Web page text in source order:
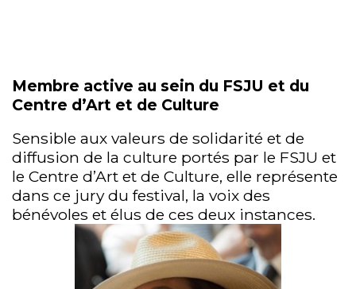
Membre active au sein du FSJU et du
Centre d’Art et de Culture
Sensible aux valeurs de solidarité et de
diffusion de la culture portés par le FSJU et
le Centre d’Art et de Culture, elle représente
dans ce jury du festival, la voix des
bénévoles et élus de ces deux instances.